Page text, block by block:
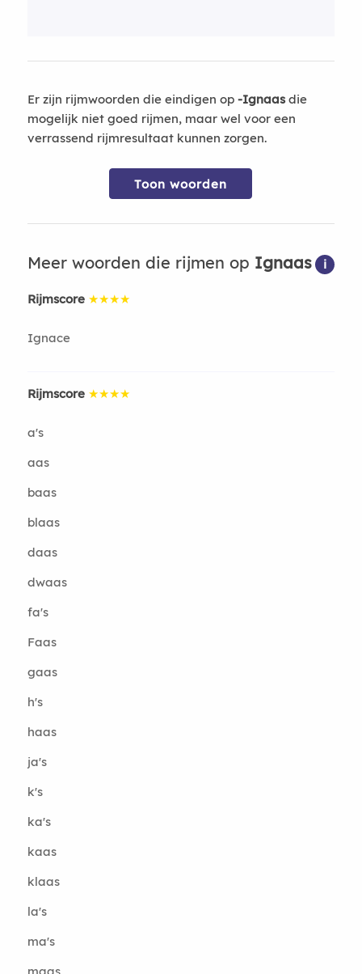
Er zijn rijmwoorden die eindigen op -Ignaasdie
mogelijk niet goed rijmen, maar wel voor een
verrassend rijmresultaat kunnen zorgen.
Toon woorden
Meer woorden die rijmen op Ignaas i
Rijmscore ★★★★
Ignace
Rijmscore ★★★★
a's
aas
baas
blaas
daas
dwaas
fa's
Faas
gaas
h's
haas
ja's
k's
ka's
kaas
klaas
la's
ma's
maas